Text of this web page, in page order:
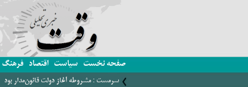
صفحه نخست سیاست اقتصاد فرهنگ
سرمست : مشروطه آغاز دولت قانون‌مدار بود